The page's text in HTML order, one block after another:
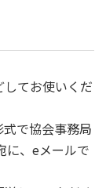
てお使いくだ
で協会事務局
に、eメールで